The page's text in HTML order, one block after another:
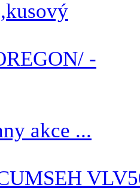
akce ...